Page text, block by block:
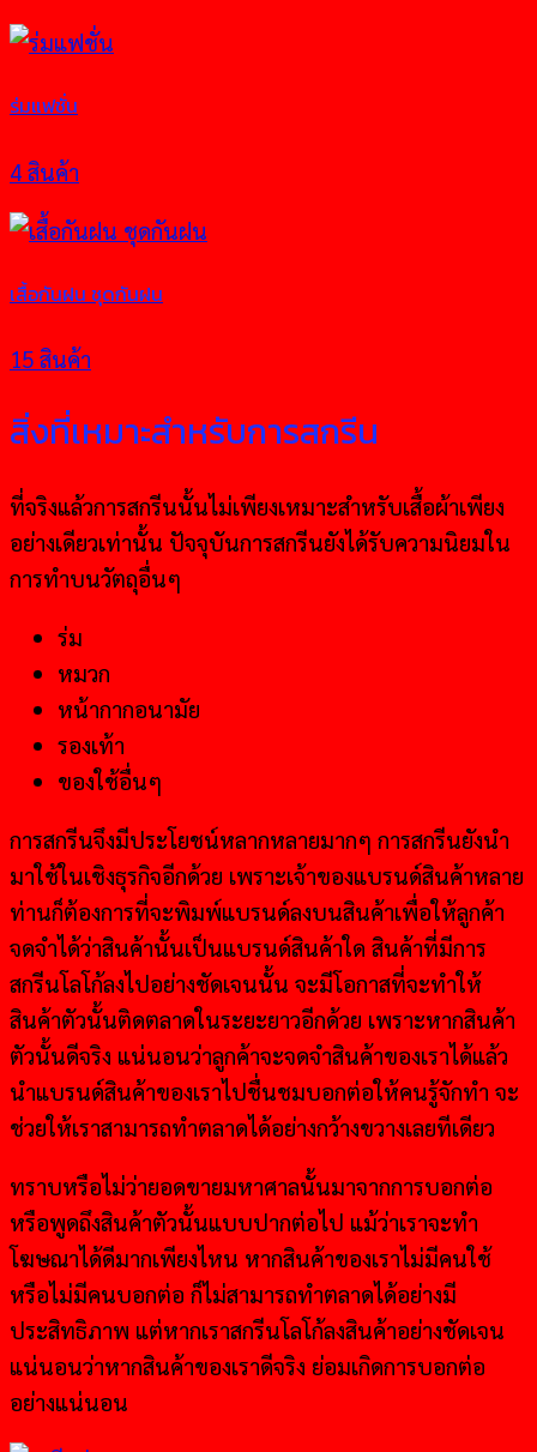
ร่มแฟชั่น
4 สินค้า
เสื้อกันฝน ชุดกันฝน
15 สินค้า
สิ่งที่เหมาะสำหรับการสกรีน
ที่จริงแล้วการสกรีนนั้นไม่เพียงเหมาะสำหรับเสื้อผ้าเพียง
อย่างเดียวเท่านั้น ปัจจุบันการสกรีนยังได้รับความนิยมใน
การทำบนวัตถุอื่นๆ
ร่ม
หมวก
หน้ากากอนามัย
รองเท้า
ของใช้อื่นๆ
การสกรีนจึงมีประโยชน์หลากหลายมากๆ การสกรีนยังนำ
มาใช้ในเชิงธุรกิจอีกด้วย เพราะเจ้าของแบรนด์สินค้าหลาย
ท่านก็ต้องการที่จะพิมพ์แบรนด์ลงบนสินค้าเพื่อให้ลูกค้า
จดจำได้ว่าสินค้านั้นเป็นแบรนด์สินค้าใด สินค้าที่มีการ
สกรีนโลโก้ลงไปอย่างชัดเจนนั้น จะมีโอกาสที่จะทำให้
สินค้าตัวนั้นติดตลาดในระยะยาวอีกด้วย เพราะหากสินค้า
ตัวนั้นดีจริง แน่นอนว่าลูกค้าจะจดจำสินค้าของเราได้แล้ว
นำแบรนด์สินค้าของเราไปชื่นชมบอกต่อให้คนรู้จักทำ จะ
ช่วยให้เราสามารถทำตลาดได้อย่างกว้างขวางเลยทีเดียว
ทราบหรือไม่ว่ายอดขายมหาศาลนั้นมาจากการบอกต่อ
หรือพูดถึงสินค้าตัวนั้นแบบปากต่อไป แม้ว่าเราจะทำ
โฆษณาได้ดีมากเพียงไหน หากสินค้าของเราไม่มีคนใช้
หรือไม่มีคนบอกต่อ ก็ไม่สามารถทำตลาดได้อย่างมี
ประสิทธิภาพ แต่หากเราสกรีนโลโก้ลงสินค้าอย่างชัดเจน
แน่นอนว่าหากสินค้าของเราดีจริง ย่อมเกิดการบอกต่อ
อย่างแน่นอน